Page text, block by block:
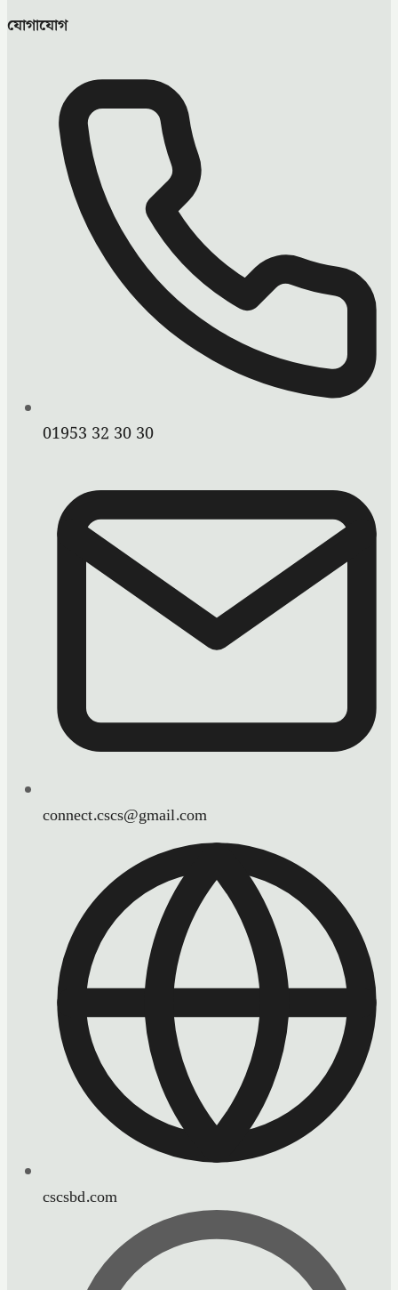
যোগাযোগ
01953 32 30 30
connect.cscs@gmail.com
cscsbd.com